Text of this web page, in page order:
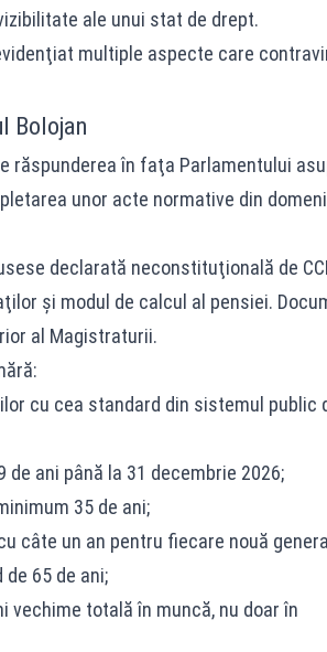
ale unui stat de drept.
multiple aspecte care
Bolojan
răspunderea în faţa Parlamentului
unor acte normative din
declarată neconstituţională de
şi modul de calcul al pensiei.
al Magistraturii.
cu cea standard din sistemul public
ani până la 31 decembrie 2026;
35 de ani;
câte un an pentru fiecare nouă
65 de ani;
totală în muncă, nu doar în